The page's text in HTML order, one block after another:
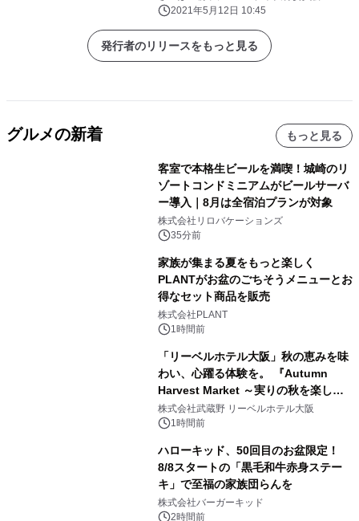
インで復活！！
2021年5月12日 10:45
発行者のリリースをもっと見る
グルメの新着 もっと見る
客室で本格生ビールを満喫！城崎のリ
ゾートコンドミニアムがビールサーバ
ー導入｜8月は全宿泊プランが対象
株式会社リロバケーションズ
35分前
家族が集まる夏をもっと楽しく
PLANTがお盆のごちそうメニューとお
得なセット商品を販売
株式会社PLANT
1時間前
「リーベルホテル大阪」秋の恵みを味
わい、心躍る体験を。 『Autumn
Harvest Market ～実りの秋を楽しむ
ディナー&スイーツビュッフェ～』を9
月18日より開催！
株式会社武蔵野 リーベルホテル大阪
1時間前
ハローキッド、50回目のお盆限定！
8/8スタートの「黒毛和牛赤身ステー
キ」で至福の家族団らんを
株式会社バーガーキッド
2時間前